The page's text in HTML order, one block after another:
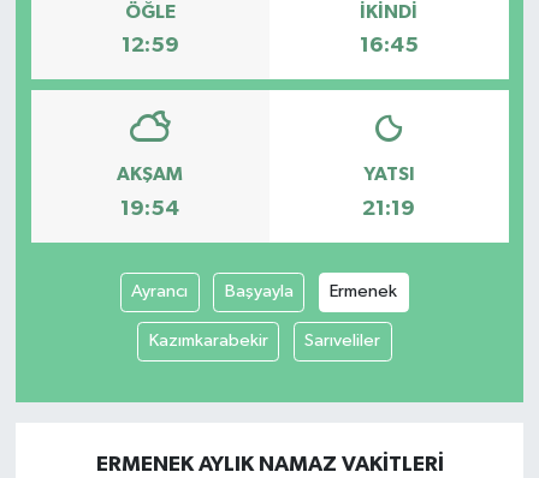
ÖĞLE
12:59
İKINDI
16:45
AKŞAM
19:54
YATSI
21:19
Ayrancı Başyayla Ermenek
Kazımkarabekir Sarıveliler
ERMENEK AYLIK NAMAZ VAKITLERI